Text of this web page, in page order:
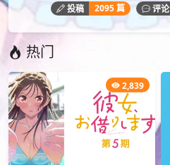
投稿 2095 篇 评论
热门
2,839